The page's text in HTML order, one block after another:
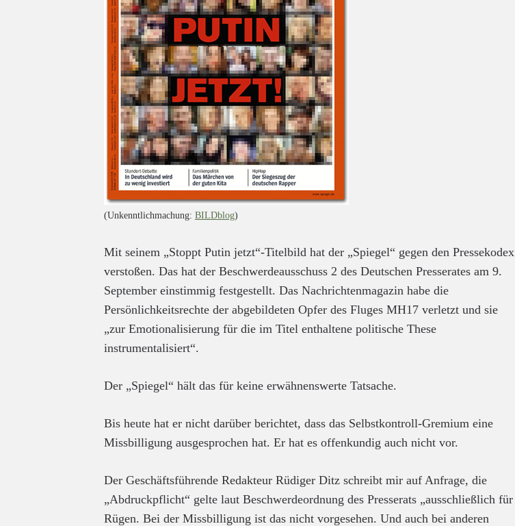
(Unkenntlichmachung: BILDblog)
Mit seinem „Stoppt Putin jetzt“-Titelbild hat der „Spiegel“ gegen den Pressekodex
verstoßen. Das hat der Beschwerdeausschuss 2 des Deutschen Presserates am 9.
September einstimmig festgestellt. Das Nachrichtenmagazin habe die
Persönlichkeitsrechte der abgebildeten Opfer des Fluges MH17 verletzt und sie
„zur Emotionalisierung für die im Titel enthaltene politische These
instrumentalisiert“.
Der „Spiegel“ hält das für keine erwähnenswerte Tatsache.
Bis heute hat er nicht darüber berichtet, dass das Selbstkontroll-Gremium eine
Missbilligung ausgesprochen hat. Er hat es offenkundig auch nicht vor.
Der Geschäftsführende Redakteur Rüdiger Ditz schreibt mir auf Anfrage, die
„Abdruckpflicht“ gelte laut Beschwerdeordnung des Presserats „ausschließlich für
Rügen. Bei der Missbilligung ist das nicht vorgesehen. Und auch bei anderen